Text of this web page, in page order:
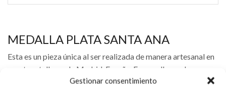
Gestionar consentimiento
MEDALLA PLATA SANTA ANA
Esta es un pieza única al ser realizada de manera artesanal en
nuestros talleres de Madrid, España. Es por ello por lo que sus
características y precio pueden variar de un pieza a otra. Para